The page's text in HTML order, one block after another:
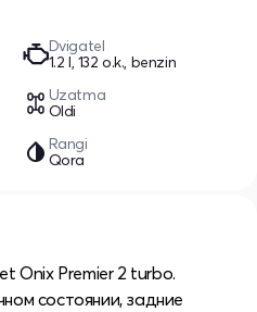
Dvigatel
1.2 l, 132 o.k., benzin
Uzatma
Oldi
Rangi
Qora
Onix Premier 2 turbo.
состоянии, задние